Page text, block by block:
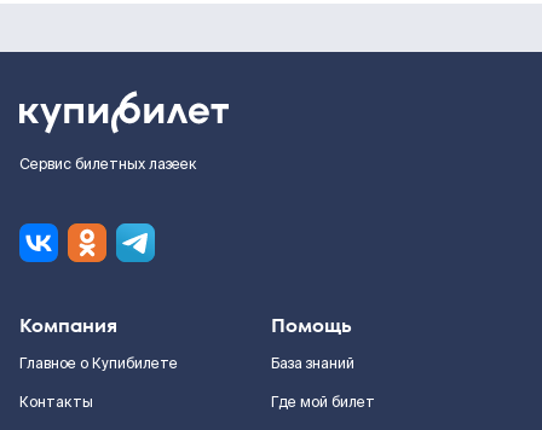
Сервис билетных лазеек
Компания
Главное о Купибилете
Контакты
Помощь
База знаний
Где мой билет